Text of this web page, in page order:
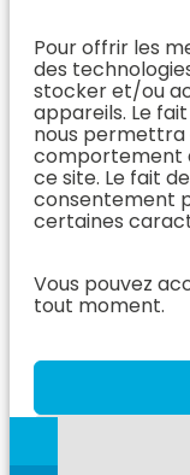
Pour offrir les
des
stocker et/ou
appareils. Le
nous permettra
comportement
ce site. Le fait
consentement
certaines
Vous pouvez
tout moment.
Prendre
rendez-vous
Après mon
rendez-vous
Espace
Vétérinaire
cas
Nous rejoindre
AzurVet